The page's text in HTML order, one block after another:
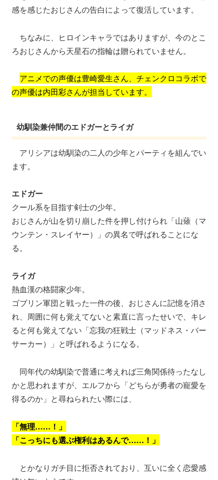
感を感じたおじさんの告白によって復活しています。
ちなみに、ヒロインキャラではありますが、今のとこ
ろおじさんから天星石の指輪は贈られていません。
アニメでの声優は豊崎愛生さん、チェンクロコラボで
の声優は内田彩さんが担当しています。
幼馴染兼仲間のエドガーとライガ
アリシアは幼馴染の二人の少年とパーティを組んでい
ます。
エドガー
クール系を目指す剣士の少年。
おじさんが山を切り崩した件を押し付けられ「山薙（マ
ウンテン・スレイヤー）」の異名で呼ばれることにな
る。
ライガ
熱血漢の格闘家少年。
ゴブリン軍団と戦った一件の後、おじさんに記憶を消さ
れ、周囲に何も覚えてないと素直に言ったせいで、キレ
ると何も覚えてない「忘我の狂戦士（マッドネス・バー
サーカー）」と呼ばれるようになる。
同年代の幼馴染で普通に考えれば三角関係待ったなし
かと思われますが、エルフから「どちらが勇者の寵愛を
得るのか」と尋ねられたい際には、
「無理……！」
「こっちにも選ぶ権利はあるんで……！」
とかなりガチ目に拒否されており、互いに全く恋愛感